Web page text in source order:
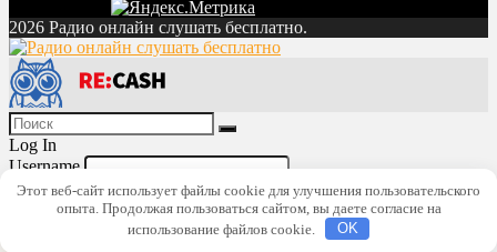
2026 Радио онлайн слушать бесплатно.
Log In
Username
Password
Lost Password?
Remember me
Этот веб-сайт использует файлы cookie для улучшения пользовательского
опыта. Продолжая пользоваться сайтом, вы даете согласие на
использование файлов cookie.
OK